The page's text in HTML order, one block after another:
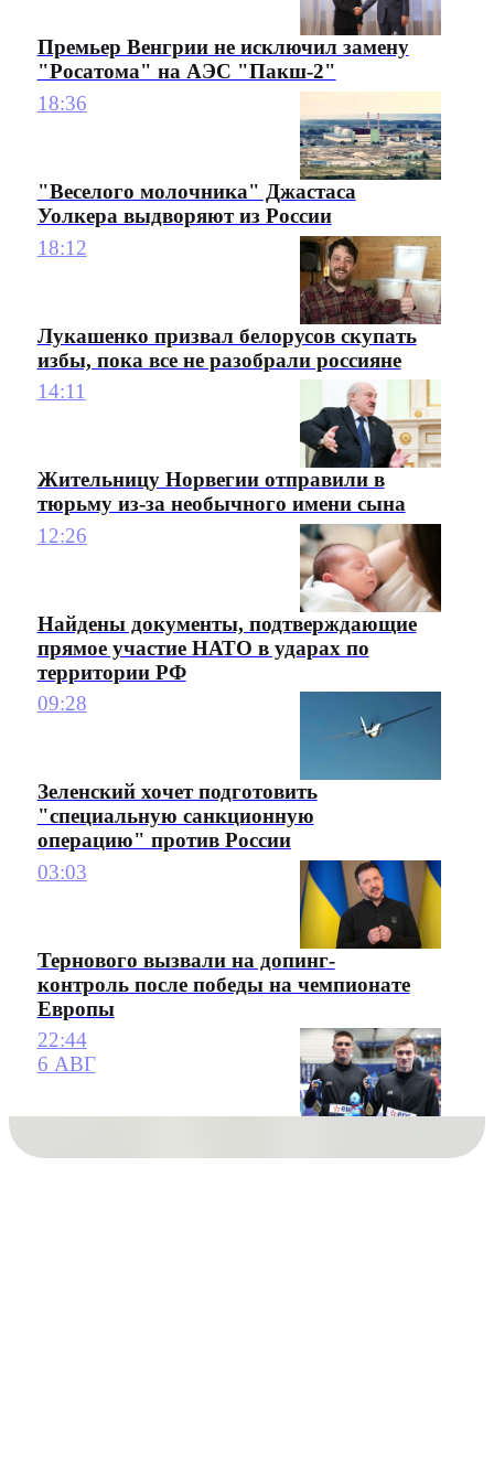
Премьер Венгрии не исключил замену
"Росатома" на АЭС "Пакш-2"
18:36
"Веселого молочника" Джастаса
Уолкера выдворяют из России
18:12
Лукашенко призвал белорусов скупать
избы, пока все не разобрали россияне
14:11
Жительницу Норвегии отправили в
тюрьму из-за необычного имени сына
12:26
Найдены документы, подтверждающие
прямое участие НАТО в ударах по
территории РФ
09:28
Зеленский хочет подготовить
"специальную санкционную
операцию" против России
03:03
Тернового вызвали на допинг-
контроль после победы на чемпионате
Европы
22:44
6 АВГ